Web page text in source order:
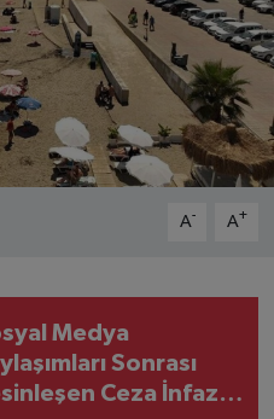
A- A+
Medya
Sonrası
Ceza İnfaz